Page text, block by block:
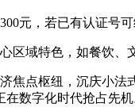
，若已有认证号可
域特色，如餐饮、
点枢纽，沉庆小法
数字化时代抢占先机